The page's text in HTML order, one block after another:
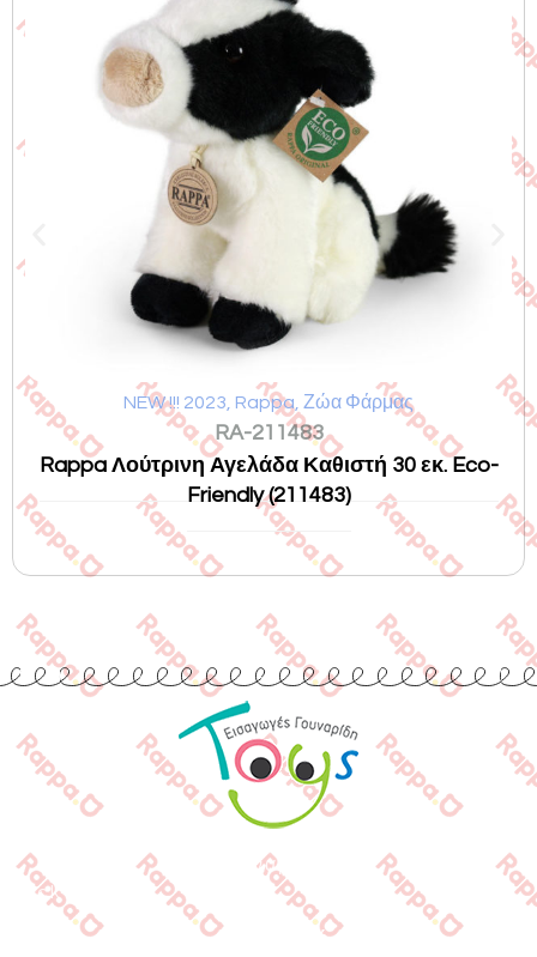
NEW !!! 2023 Rappa Ζώα Φάρμας
RA-211483
Rappa Λούτρινη Αγελάδα Καθιστή 30 εκ. Eco-
Friendly (211483)
Γουναρίδη
Quick Links
Αρχική